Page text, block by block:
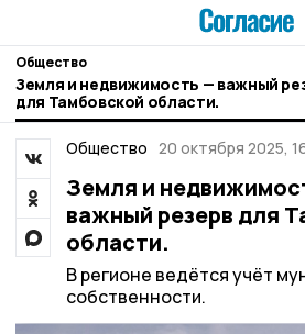
Общество
Земля и недвижимость — важный
для Тамбовской области.
Общество 20 октября 2025,
Земля и
важный резерв для
области.
В регионе ведётся учёт
собственности.